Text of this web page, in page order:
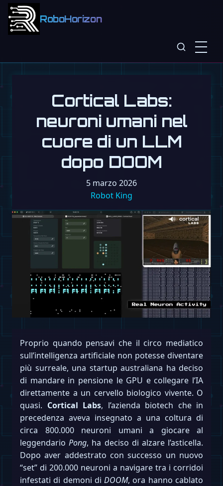
RoboHorizon
Cortical Labs:
neuroni umani nel
cuore di un LLM
dopo DOOM
5 marzo 2026
Robot King
Proprio quando pensavi che il circo mediatico
sull’intelligenza artificiale non potesse diventare
più surreale, una startup australiana ha deciso
di mandare in pensione le GPU e collegare l’IA
direttamente a un cervello biologico vivente. O
quasi. Cortical Labs, l’azienda biotech che in
precedenza aveva insegnato a una coltura di
circa 800.000 neuroni umani a giocare al
leggendarioPong, ha deciso di alzare l’asticella.
Dopo aver addestrato con successo un nuovo
“set” di 200.000 neuroni a navigare tra i corridoi
infestati di demoni diDOOM, ora hanno cablato